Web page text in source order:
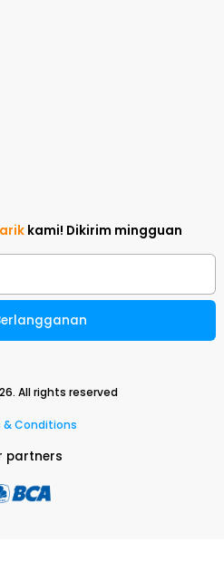
kami! Dikirim mingguan
. All rights reserved
& Conditions
partners